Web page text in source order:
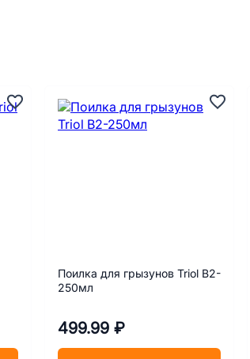
Поилка для грызунов Triol B2-
250мл
499.99 ₽